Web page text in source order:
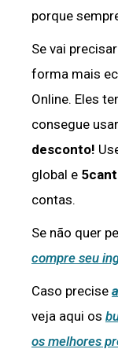
porque
Se vai
forma mais
Online. Eles
consegue
desconto!
global e
contas.
Se não quer
compre seu
Caso precise
veja aqui os
os melhores